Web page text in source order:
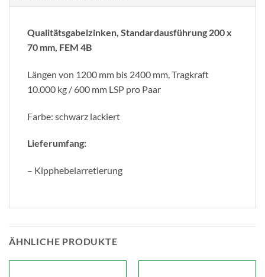
Qualitätsgabelzinken, Standardausführung 200 x
70 mm, FEM 4B
Längen von 1200 mm bis 2400 mm, Tragkraft
10.000 kg / 600 mm LSP pro Paar
Farbe: schwarz lackiert
Lieferumfang:
– Kipphebelarretierung
ÄHNLICHE PRODUKTE